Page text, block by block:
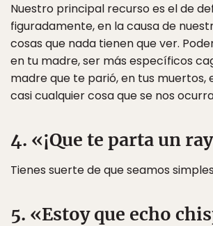
Nuestro principal recurso es el de
figuradamente, en la causa de
cosas que nada tienen que ver.
en tu madre, ser más específicos
madre que te parió, en tus muertos,
casi cualquier cosa que se nos
4. «¡Que te parta un
Tienes suerte de que seamos simples
5. «Estoy que echo